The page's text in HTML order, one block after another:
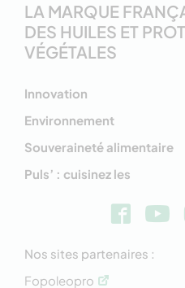
LA MARQUE
DES HUILES ET
VÉGÉTALES
Innovation
Environnement
Souveraineté alimentaire
Puls’ : cuisinez les
Nos sites partenaires :
Fopoleopro